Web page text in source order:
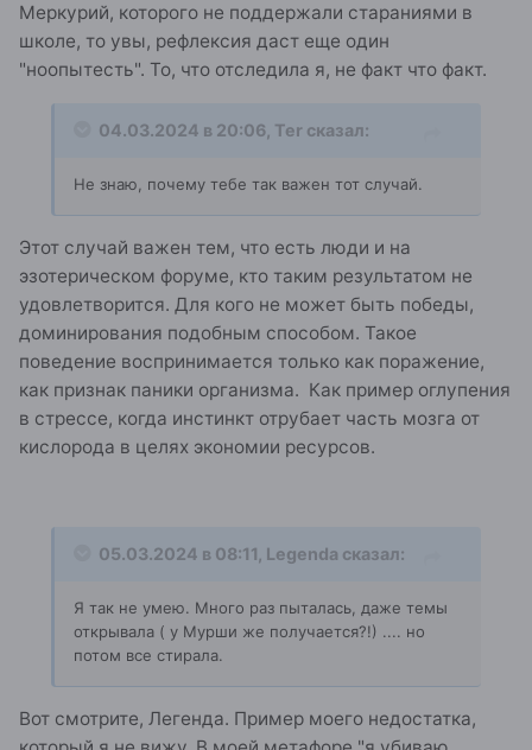
Меркурий, которого не поддержали стараниями в
школе, то увы, рефлексия даст еще один
"ноопытесть". То, что отследила я, не факт что факт.
04.03.2024 в 20:06, Ter сказал:
Не знаю, почему тебе так важен тот случай.
Этот случай важен тем, что есть люди и на
эзотерическом форуме, кто таким результатом не
удовлетворится. Для кого не может быть победы,
доминирования подобным способом. Такое
поведение воспринимается только как поражение,
как признак паники организма. Как пример оглупения
в стрессе, когда инстинкт отрубает часть мозга от
кислорода в целях экономии ресурсов.
05.03.2024 в 08:11, Legenda сказал:
Я так не умею. Много раз пыталась, даже темы
открывала ( у Мурши же получается?!) .... но
потом все стирала.
Вот смотрите, Легенда. Пример моего недостатка,